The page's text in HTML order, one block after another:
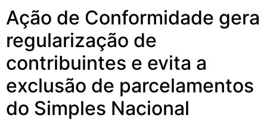
Ação de Conformidade gera
regularização de
contribuintes e evita a
exclusão de parcelamentos
do Simples Nacional